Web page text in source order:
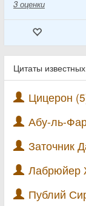
3 оценки
Цитаты
Цицерон
Абу-ль-
Заточник
Лабрюйер
Публий